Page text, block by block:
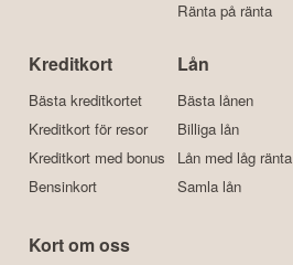
Ränta på ränta
Kreditkort
Bästa kreditkortet
Kreditkort för resor
Kreditkort med bonus
Bensinkort
Lån
Bästa lånen
Billiga lån
Lån med låg ränta
Samla lån
Kort om oss